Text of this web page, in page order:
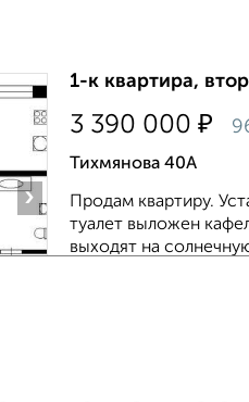
›
1-к квартира,
3 390 000 ₽
Тихмянова 40А
Продам квартиру.
туалет выложен
выходят на